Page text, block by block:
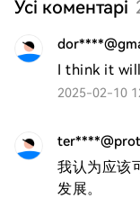
Усі коментарі
I think it
2025-02-10
我认为应该
发展。